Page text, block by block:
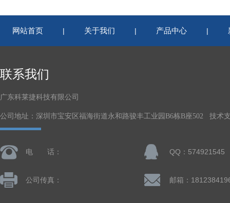
网站首页 | 关于我们 | 产品中心 |
联系我们
广东科莱捷科技有限公司
公司地址：深圳市宝安区福海街道永和路骏丰工业园B6栋B座502 技术
电 话： QQ：574921545
公司传真：